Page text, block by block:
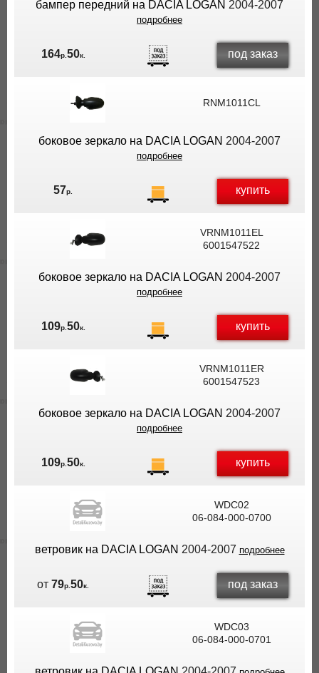
бампер передний на DACIA LOGAN 2004-2007
подробнее
164р. 50к. под заказ
RNM1011CL
боковое зеркало на DACIA LOGAN 2004-2007
подробнее
57р. купить
VRNM1011EL
6001547522
боковое зеркало на DACIA LOGAN 2004-2007
подробнее
109р. 50к. купить
VRNM1011ER
6001547523
боковое зеркало на DACIA LOGAN 2004-2007
подробнее
109р. 50к. купить
WDC02
06-084-000-0700
ветровик на DACIA LOGAN 2004-2007 подробнее
от79р.50к. под заказ
WDC03
06-084-000-0701